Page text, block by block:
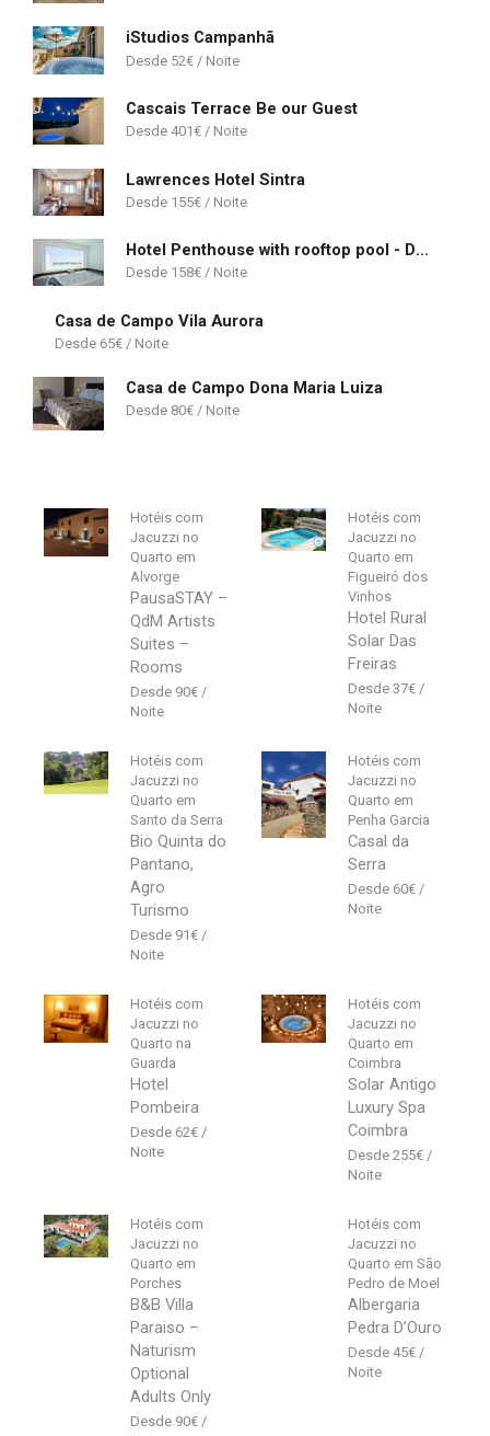
iStudios Campanhã
52€
Cascais Terrace Be our Guest
401€
Lawrences Hotel Sintra
155€
Hotel Penthouse with rooftop pool - Duna Parque Group
158€
Casa de Campo Vila Aurora
65€
Casa de Campo Dona Maria Luiza
80€
Hotéis com
Jacuzzi no
Quarto em
Alvorge
PausaSTAY –
QdM Artists
Suites –
Rooms
90€
Hotéis com
Jacuzzi no
Quarto em
Figueiró dos
Vinhos
Hotel Rural
Solar Das
Freiras
37€
Hotéis com
Jacuzzi no
Quarto em
Santo da Serra
Bio Quinta do
Pantano,
Agro
Turismo
91€
Hotéis com
Jacuzzi no
Quarto em
Penha Garcia
Casal da
Serra
60€
Hotéis com
Jacuzzi no
Quarto na
Guarda
Hotel
Pombeira
62€
Hotéis com
Jacuzzi no
Quarto em
Coimbra
Solar Antigo
Luxury Spa
Coimbra
255€
Hotéis com
Jacuzzi no
Quarto em
Porches
B&B Villa
Paraiso –
Naturism
Optional
Adults Only
90€
Hotéis com
Jacuzzi no
Quarto em São
Pedro de Moel
Albergaria
Pedra D’Ouro
45€